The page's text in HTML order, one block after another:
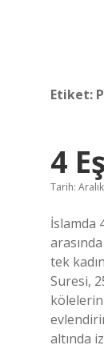
Etiket:
4
Tarih:
İslamda
tek
Suresi,
altında